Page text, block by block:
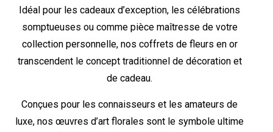
Idéal pour les cadeaux d’exception, les célébrations
somptueuses ou comme pièce maîtresse de votre
collection personnelle, nos coffrets de fleurs en or
transcendent le concept traditionnel de décoration et
de cadeau.
Conçues pour les connaisseurs et les amateurs de
luxe, nos œuvres d’art florales sont le symbole ultime